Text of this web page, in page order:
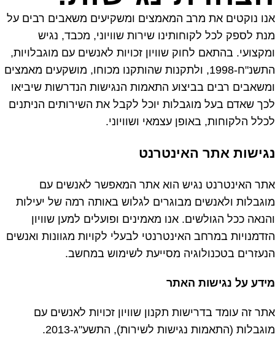
אנו נוקטים את מרב המאמצים ומשקיעים משאבים רבים על
מנת לספק לכל לקוחותינו שירות שוויוני, מכבד, נגיש
ומקצועי. בהתאם לחוק שוויון זכויות לאנשים עם מוגבלויות,
התשנ"ח-1998, ולתקנות שהותקנו מכוחו, מושקעים מאמצים
ומשאבים רבים בביצוע התאמות הנגישות הנדרשות שיביאו
לכך שאדם בעל מוגבלות יוכל לקבל את השירותים הניתנים
לכלל הלקוחות, באופן עצמאי ושוויוני.
נגישות אתר האינטרנט
אתר האינטרנט נגיש הוא אתר המאפשר לאנשים עם
מוגבלות ולאנשים מבוגרים לגלוש באותה רמה של יעילות
והנאה ככל הגולשים. אנו מאמינים ופועלים למען שוויון
הזדמנויות במרחב האינטרנטי לבעלי לקויות מגוונות ואנשים
הנעזרים בטכנולוגיה מסייעת לשימוש במחשב.
מידע על נגישות האתר
אתר זה עומד בדרישות תקנון שוויון זכויות לאנשים עם
מוגבלות (התאמות נגישות לשירות), התשע"ג-2013.